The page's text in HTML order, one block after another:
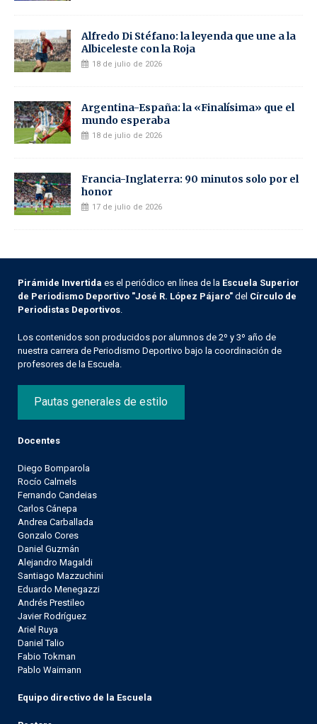
Alfredo Di Stéfano: la leyenda que une a la
Albiceleste con la Roja
18 de julio de 2026
Argentina-España: la «Finalísima» que el
mundo esperaba
18 de julio de 2026
Francia-Inglaterra: 90 minutos solo por el
honor
17 de julio de 2026
Pirámide Invertida es el periódico en línea de la Escuela Superior
de Periodismo Deportivo "José R. López Pájaro" del Círculo de
Periodistas Deportivos
Los contenidos son producidos por alumnos de 2º y 3º año de
nuestra carrera de Periodismo Deportivo bajo la coordinación de
profesores de la Escuela.
Pautas generales de estilo
Docentes
Diego Bomparola
Rocío Calmels
Fernando Candeias
Carlos Cánepa
Andrea Carballada
Gonzalo Cores
Daniel Guzmán
Alejandro Magaldi
Santiago Mazzuchini
Eduardo Menegazzi
Andrés Prestileo
Javier Rodríguez
Ariel Ruya
Daniel Talio
Fabio Tokman
Pablo Waimann
Equipo directivo de la Escuela